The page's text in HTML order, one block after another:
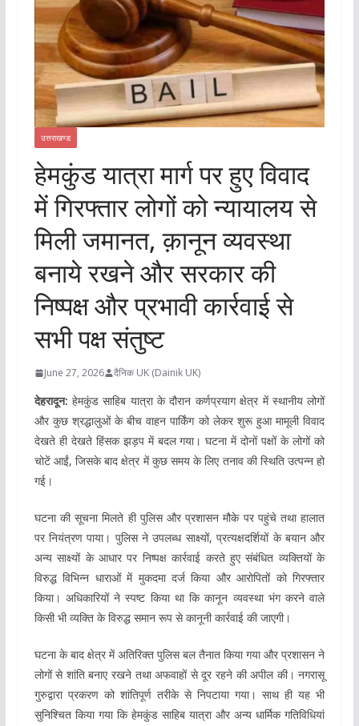
उत्तराखण्ड
हेमकुंड यात्रा मार्ग पर हुए विवाद
में गिरफ्तार लोगों को न्यायालय से
मिली जमानत, क़ानून व्यवस्था
बनाये रखने और सरकार की
निष्पक्ष और प्रभावी कार्रवाई से
सभी पक्ष संतुष्ट
June 27, 2026 दैनिक UK (Dainik UK)
देहरादून:हेमकुंड साहिब यात्रा के दौरान कर्णप्रयाग क्षेत्र में स्थानीय लोगों
और कुछ श्रद्धालुओं के बीच वाहन पार्किंग को लेकर शुरू हुआ मामूली विवाद
देखते ही देखते हिंसक झड़प में बदल गया। घटना में दोनों पक्षों के लोगों को
चोटें आईं, जिसके बाद क्षेत्र में कुछ समय के लिए तनाव की स्थिति उत्पन्न हो
गई।
घटना की सूचना मिलते ही पुलिस और प्रशासन मौके पर पहुंचे तथा हालात
पर नियंत्रण पाया। पुलिस ने उपलब्ध साक्ष्यों, प्रत्यक्षदर्शियों के बयान और
अन्य साक्ष्यों के आधार पर निष्पक्ष कार्रवाई करते हुए संबंधित व्यक्तियों के
विरुद्ध विभिन्न धाराओं में मुकदमा दर्ज किया और आरोपितों को गिरफ्तार
किया। अधिकारियों ने स्पष्ट किया था कि कानून व्यवस्था भंग करने वाले
किसी भी व्यक्ति के विरुद्ध समान रूप से कानूनी कार्रवाई की जाएगी।
घटना के बाद क्षेत्र में अतिरिक्त पुलिस बल तैनात किया गया और प्रशासन ने
लोगों से शांति बनाए रखने तथा अफवाहों से दूर रहने की अपील की। नगरासू
गुरुद्वारा प्रकरण को शांतिपूर्ण तरीके से निपटाया गया। साथ ही यह भी
सुनिश्चित किया गया कि हेमकुंड साहिब यात्रा और अन्य धार्मिक गतिविधियां